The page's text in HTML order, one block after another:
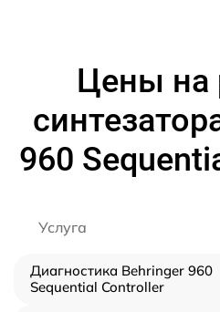
Цены на
960
Услуга
Диагностика Behringer 960
Sequential Controller